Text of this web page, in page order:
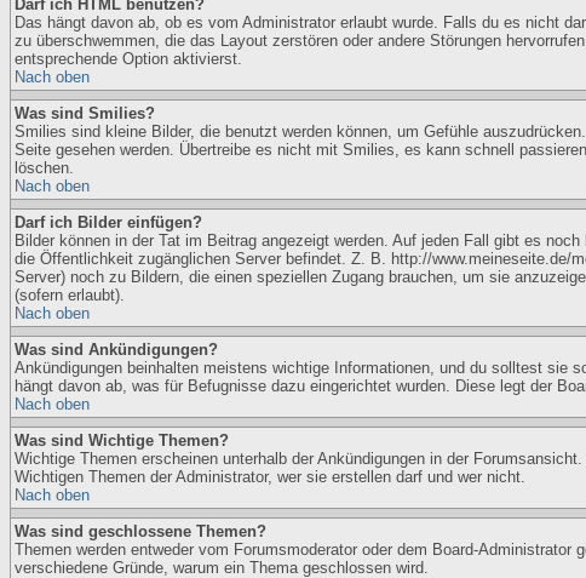
Darf ich HTML benutzen?
Das hängt davon ab, ob es vom Administrator erlaubt wurde. Falls du es nicht
zu überschwemmen, die das Layout zerstören oder andere Störungen
entsprechende Option aktivierst.
Nach oben
Was sind Smilies?
Smilies sind kleine Bilder, die benutzt werden können, um Gefühle
Seite gesehen werden. Übertreibe es nicht mit Smilies, es kann schnell
löschen.
Nach oben
Darf ich Bilder einfügen?
Bilder können in der Tat im Beitrag angezeigt werden. Auf jeden Fall gibt es
die Öffentlichkeit zugänglichen Server befindet. Z. B. http://
Server) noch zu Bildern, die einen speziellen Zugang brauchen, um sie
(sofern erlaubt).
Nach oben
Was sind Ankündigungen?
Ankündigungen beinhalten meistens wichtige Informationen, und du solltest sie
hängt davon ab, was für Befugnisse dazu eingerichtet wurden. Diese legt der
Nach oben
Was sind Wichtige Themen?
Wichtige Themen erscheinen unterhalb der Ankündigungen in der
Wichtigen Themen der Administrator, wer sie erstellen darf und wer nicht.
Nach oben
Was sind geschlossene Themen?
Themen werden entweder vom Forumsmoderator oder dem Board-
verschiedene Gründe, warum ein Thema geschlossen wird.